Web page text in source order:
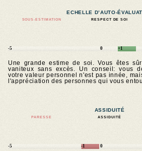
ECHELLE D’AUTO-
SOUS-ESTIMATION RESPECT DE SOI
-5 0 +1
Une grande estime de soi. Vous êtes
vaniteux sans excès. Un conseil: vous
votre valeur personnel n'est pas innée,
l'appréciation des personnes qui vous
ASSIDUITÉ
PARESSE ASSIDUITÉ
-5 -1 0